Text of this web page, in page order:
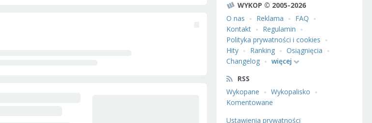
WYKOP © 2005-2026
O nas
Reklama
FAQ
Kontakt
Regulamin
Polityka prywatności i cookies
Hity
Ranking
Osiągnięcia
Changelog
więcej
RSS
Wykopane
Wykopalisko
Komentowane
Ustawienia prywatności